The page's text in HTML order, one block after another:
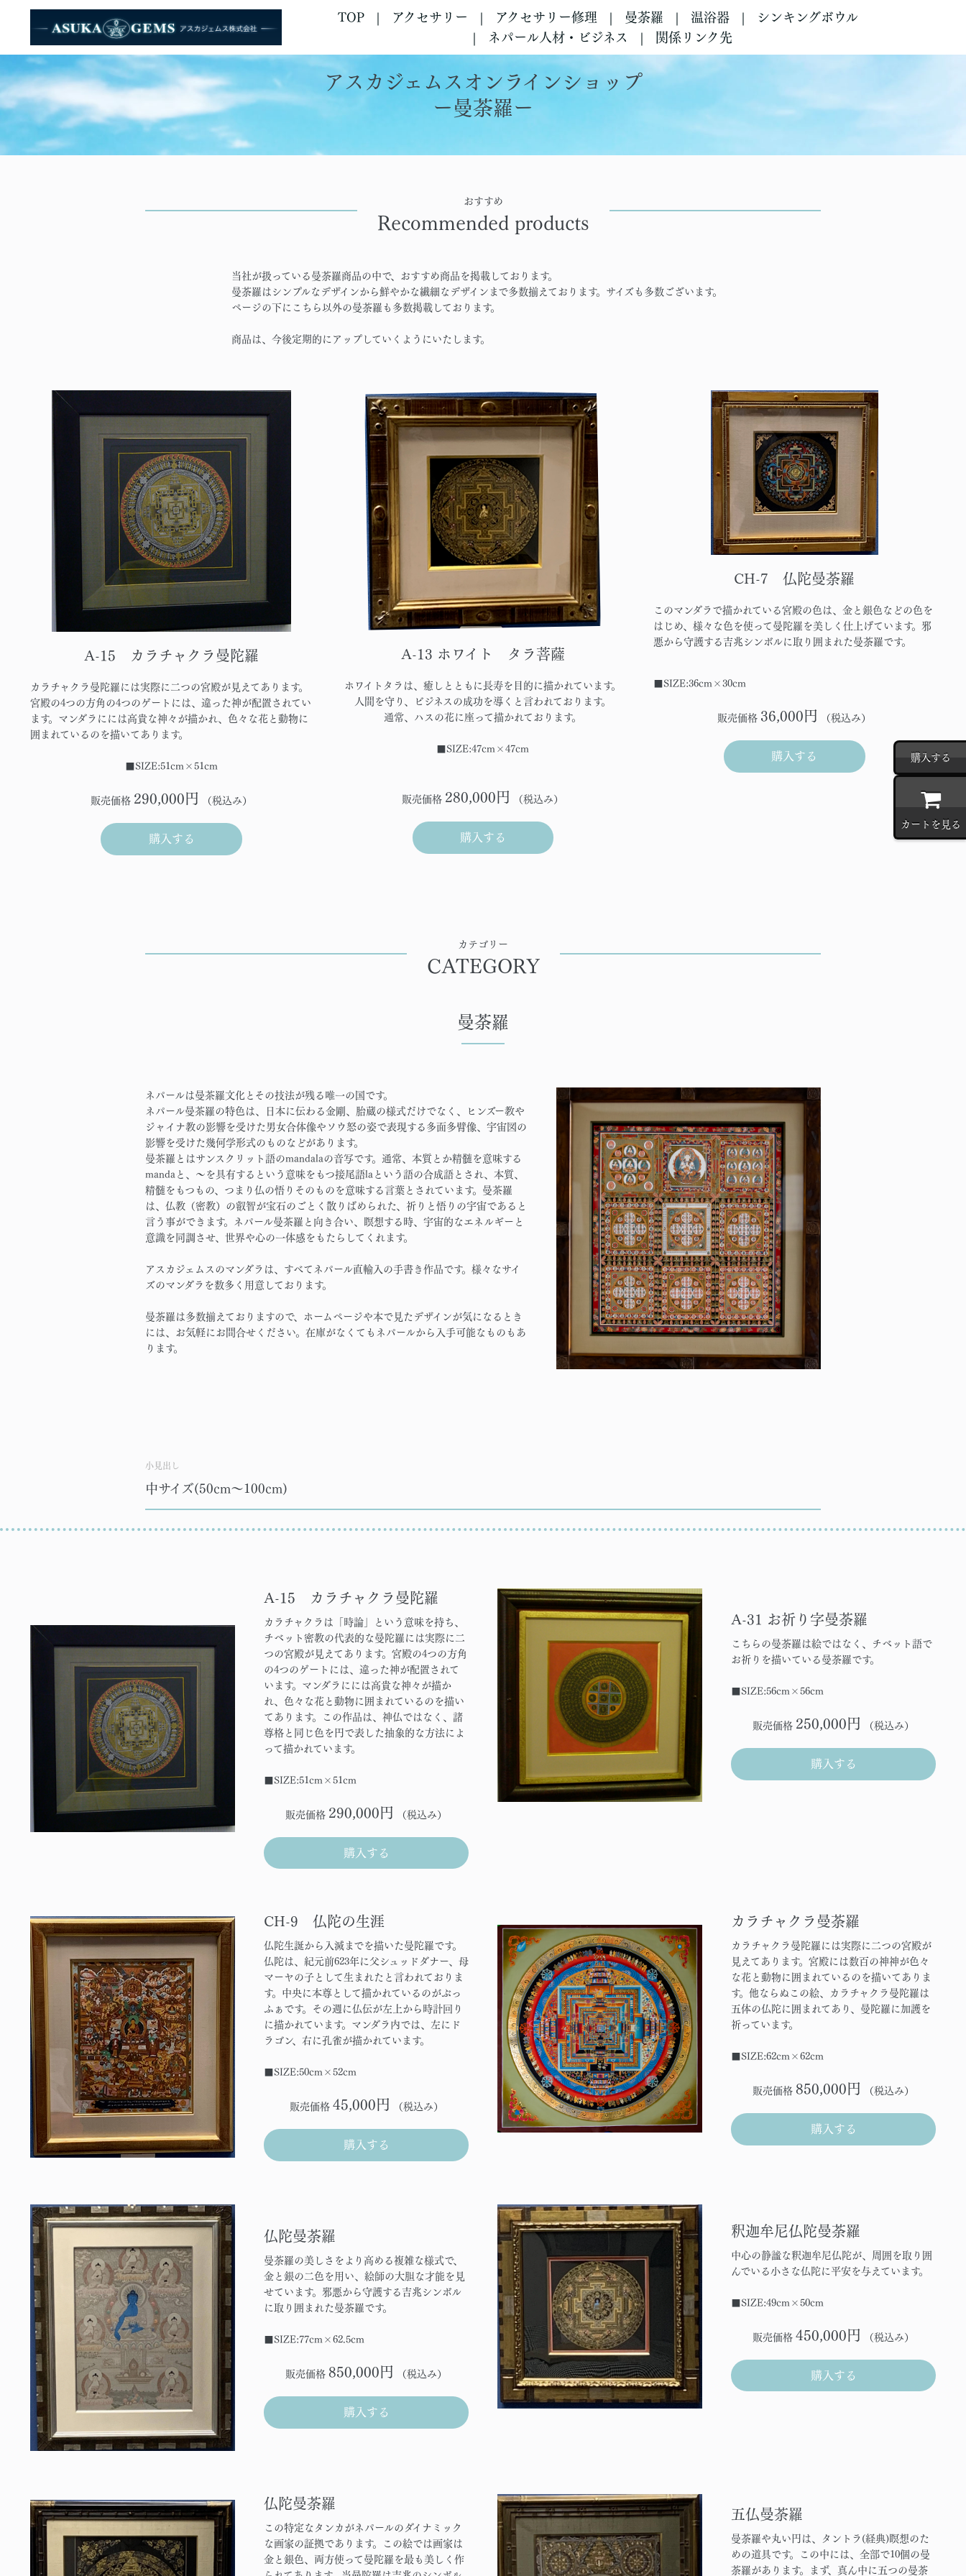
TOP アクセサリー アクセサリー修理 曼荼羅 温浴器
シンキングボウル
ネパール人材・ビジネス
関係リンク先
購入する
カートを見る
アスカジェムスオンラインショップ
ー曼荼羅ー
おすすめ
Recommended products
当社が扱っている曼荼羅商品の中で、おすすめ商品を掲載しております。
曼荼羅はシンプルなデザインから鮮やかな繊細なデザインまで多数揃えております。サイズも多数ございます。
ページの下にこちら以外の曼荼羅も多数掲載しております。
商品は、今後定期的にアップしていくようにいたします。
A-15 カラチャクラ曼陀羅
カラチャクラ曼陀羅には実際に二つの宮殿が見えてあります。
宮殿の4つの方角の4つのゲートには、違った神が配置されてい
ます。マンダラにには高貴な神々が描かれ、色々な花と動物に
囲まれているのを描いてあります。
■SIZE:51cm×51cm
販売価格 290,000円 （税込み）
購入する
A-13 ホワイト タラ菩薩
ホワイトタラは、癒しとともに長寿を目的に描かれています。
人間を守り、ビジネスの成功を導くと言われております。
通常、ハスの花に座って描かれております。
■SIZE:47cm×47cm
販売価格 280,000円 （税込み）
購入する
CH-7 仏陀曼荼羅
このマンダラで描かれている宮殿の色は、金と銀色などの色を
はじめ、様々な色を使って曼陀羅を美しく仕上げています。邪
悪から守護する吉兆シンボルに取り囲まれた曼荼羅です。
■SIZE:36cm×30cm
販売価格 36,000円 （税込み）
購入する
カテゴリー
CATEGORY
曼荼羅
ネパールは曼茶羅文化とその技法が残る唯一の国です。
ネパール曼茶羅の特色は、日本に伝わる金剛、胎蔵の様式だけでなく、ヒンズー教や
ジャイナ教の影響を受けた男女合体像やソウ怒の姿で表現する多面多臂像、宇宙図の
影響を受けた幾何学形式のものなどがあります。
曼茶羅とはサンスクリット語のmandalaの音写です。通常、本質とか精髄を意味する
mandaと、～を具有するという意味をもつ接尾語laという語の合成語とされ、本質、
精髄をもつもの、つまり仏の悟りそのものを意味する言葉とされています。曼茶羅
は、仏教（密教）の叡智が宝石のごとく散りばめられた、祈りと悟りの宇宙であると
言う事ができます。ネパール曼茶羅と向き合い、瞑想する時、宇宙的なエネルギーと
意識を同調させ、世界や心の一体感をもたらしてくれます。
アスカジェムスのマンダラは、すべてネパール直輸入の手書き作品です。様々なサイ
ズのマンダラを数多く用意しております。
曼荼羅は多数揃えておりますので、ホームページや本で見たデザインが気になるとき
には、お気軽にお問合せください。在庫がなくてもネパールから入手可能なものもあ
ります。
小見出し
中サイズ(50cm～100cm)
A-15 カラチャクラ曼陀羅
カラチャクラは「時論」という意味を持ち、
チベット密教の代表的な曼陀羅には実際に二
つの宮殿が見えてあります。宮殿の4つの方角
の4つのゲートには、違った神が配置されて
います。マンダラにには高貴な神々が描か
れ、色々な花と動物に囲まれているのを描い
てあります。この作品は、神仏ではなく、諸
尊格と同じ色を円で表した抽象的な方法によ
って描かれています。
■SIZE:51cm×51cm
販売価格 290,000円 （税込み）
購入する
A-31 お祈り字曼荼羅
こちらの曼荼羅は絵ではなく、チベット語で
お祈りを描いている曼荼羅です。
■SIZE:56cm×56cm
販売価格 250,000円 （税込み）
購入する
CH-9 仏陀の生涯
仏陀生誕から入滅までを描いた曼陀羅です。
仏陀は、紀元前623年に父シュッドダナー、母
マーヤの子として生まれたと言われておりま
す。中央に本尊として描かれているのがぶっ
ふぁです。その週に仏伝が左上から時計回り
に描かれています。マンダラ内では、左にド
ラゴン、右に孔雀が描かれています。
■SIZE:50cm×52cm
販売価格 45,000円 （税込み）
購入する
カラチャクラ曼荼羅
カラチャクラ曼陀羅には実際に二つの宮殿が
見えてあります。宮殿には数百の神神が色々
な花と動物に囲まれているのを描いてありま
す。他ならぬこの絵、カラチャクラ曼陀羅は
五体の仏陀に囲まれてあり、曼陀羅に加護を
祈っています。
■SIZE:62cm×62cm
販売価格 850,000円 （税込み）
購入する
仏陀曼荼羅
曼荼羅の美しさをより高める複雑な様式で、
金と銀の二色を用い、絵師の大胆な才能を見
せています。邪悪から守護する吉兆シンボル
に取り囲まれた曼荼羅です。
■SIZE:77cm×62.5cm
販売価格 850,000円 （税込み）
購入する
釈迦牟尼仏陀曼荼羅
中心の静謐な釈迦牟尼仏陀が、周囲を取り囲
んでいる小さな仏陀に平安を与えています。
■SIZE:49cm×50cm
販売価格 450,000円 （税込み）
購入する
仏陀曼荼羅
この特定なタンカがネパールのダイナミック
な画家の証拠であります。この絵では画家は
金と銀色、両方使って曼陀羅を最も美しく作
五仏曼荼羅
曼荼羅や丸い円は、タントラ(経典)瞑想のた
めの道具です。この中には、全部で10個の曼
荼羅があります。まず、真ん中に五つの曼荼